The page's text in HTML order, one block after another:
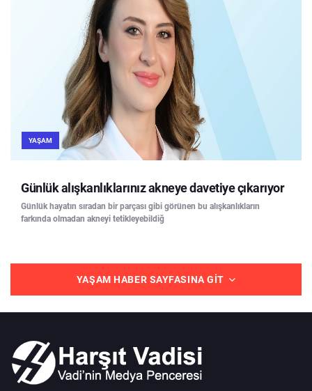
YAŞAM
Günlük alışkanlıklarınız akneye davetiye çıkarıyor
Günlük hayatın sıradan bir parçası gibi görünen bu alışkanlıkların
farkında olmadan akneyi tetikleyebildiğ
YAŞAM HABER SAYFASINA GIT